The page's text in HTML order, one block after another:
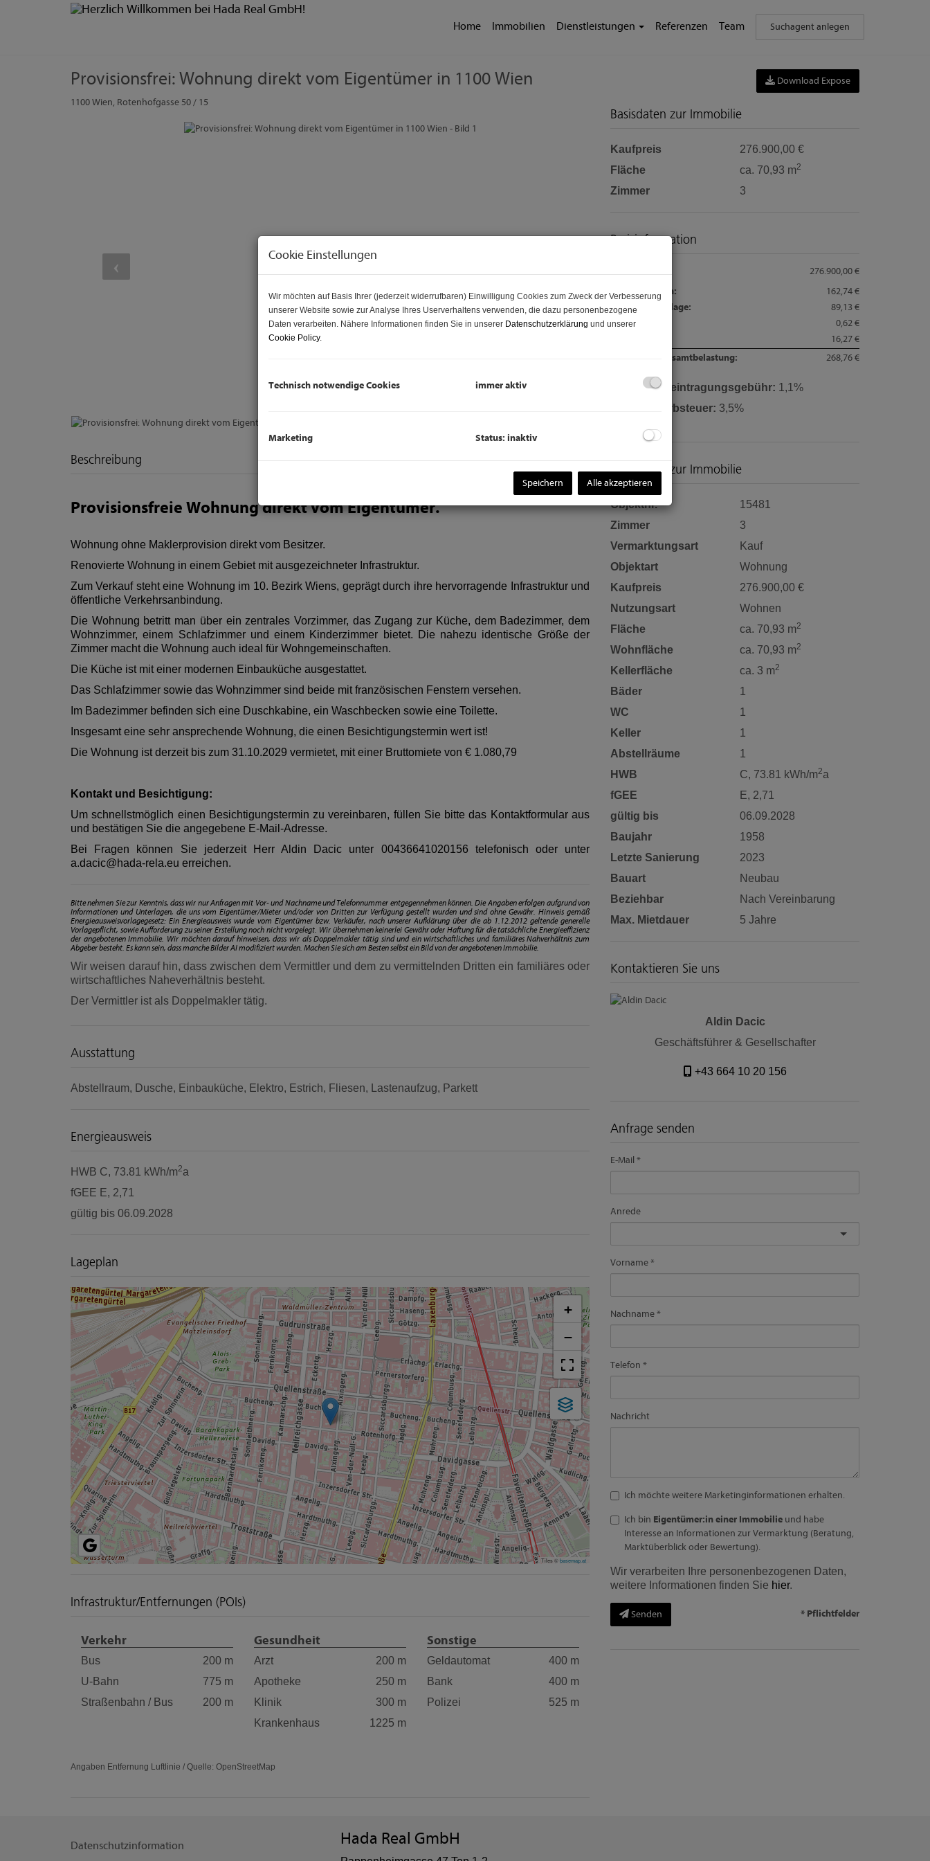
Home Immobilien Dienstleistungen Referenzen Team Suchagent anlegen
Provisionsfrei: Wohnung direkt vom Eigentümer in 1100 Wien
1100 Wien, Rotenhofgasse 50 / 15
Beschreibung
Provisionsfreie Wohnung direkt vom Eigentümer.
Wohnung ohne Maklerprovision direkt vom Besitzer.
Renovierte Wohnung in einem Gebiet mit ausgezeichneter Infrastruktur.
Zum Verkauf steht eine Wohnung im 10. Bezirk Wiens, geprägt durch ihre hervorragende Infrastruktur und
öffentliche Verkehrsanbindung.
Die Wohnung betritt man über ein zentrales Vorzimmer, das Zugang zur Küche, dem Badezimmer, dem
Wohnzimmer, einem Schlafzimmer und einem Kinderzimmer bietet. Die nahezu identische Größe der
Zimmer macht die Wohnung auch ideal für Wohngemeinschaften.
Die Küche ist mit einer modernen Einbauküche ausgestattet.
Das Schlafzimmer sowie das Wohnzimmer sind beide mit französischen Fenstern versehen.
Im Badezimmer befinden sich eine Duschkabine, ein Waschbecken sowie eine Toilette.
Insgesamt eine sehr ansprechende Wohnung, die einen Besichtigungstermin wert ist!
Die Wohnung ist derzeit bis zum 31.10.2029 vermietet, mit einer Bruttomiete von € 1.080,79
Kontakt und Besichtigung:
Um schnellstmöglich einen Besichtigungstermin zu vereinbaren, füllen Sie bitte das Kontaktformular aus
und bestätigen Sie die angegebene E-Mail-Adresse.
Bei Fragen können Sie jederzeit Herr Aldin Dacic unter 00436641020156 telefonisch oder unter
a.dacic@hada-rela.eu erreichen.
Bitte nehmen Sie zur Kenntnis, dass wir nur Anfragen mit Vor- und Nachname und Telefonnummer entgegennehmen können. Die Angaben erfolgen aufgrund von
Informationen und Unterlagen, die uns vom Eigentümer/Mieter und/oder von Dritten zur Verfügung gestellt wurden und sind ohne Gewähr. Hinweis gemäß
Energieausweisvorlagegesetz: Ein Energieausweis wurde vom Eigentümer bzw. Verkäufer, nach unserer Aufklärung über die ab 1.12.2012 geltende generelle
Vorlagepflicht, sowie Aufforderung zu seiner Erstellung noch nicht vorgelegt. Wir übernehmen keinerlei Gewähr oder Haftung für die tatsächliche Energieeffizienz
der angebotenen Immobilie. Wir möchten darauf hinweisen, dass wir als Doppelmakler tätig sind und ein wirtschaftliches und familiäres Nahverhältnis zum
Abgeber besteht. Es kann sein, dass manche Bilder AI modifiziert wurden. Machen Sie sich am Besten selbst ein Bild von der angebotenen Immobilie.
Wir weisen darauf hin, dass zwischen dem Vermittler und dem zu vermittelnden Dritten ein familiäres oder
wirtschaftliches Naheverhältnis besteht.
Der Vermittler ist als Doppelmakler tätig.
Ausstattung
Abstellraum Dusche Einbauküche Elektro Estrich Fliesen Lastenaufzug Parkett
Energieausweis
HWB C, 73.81 kWh/m2a
fGEE E, 2,71
gültig bis 06.09.2028
Lageplan
+
−
Tiles ©basemap.at
Infrastruktur/Entfernungen (POIs)
Verkehr
Bus
200 m
U-Bahn
775 m
Straßenbahn / Bus
200 m
Gesundheit
Arzt
200 m
Apotheke
250 m
Klinik
300 m
Krankenhaus
1225 m
Sonstige
Geldautomat
400 m
Bank
400 m
Polizei
525 m
Angaben Entfernung Luftlinie / Quelle: OpenStreetMap
Download Expose
Basisdaten zur Immobilie
Kaufpreis
276.900,00 €
Fläche
ca. 70,93 m2
Zimmer 3
Preisinformation
276.900,00 €
Betriebskosten:
162,74 €
Reparaturrücklage:
89,13 €
Sonstiges:
0,62 €
16,27 €
monatliche Gesamtbelastung:
268,76 €
Grundbucheintragungsgebühr: 1,1%
Grunderwerbsteuer: 3,5%
Basisdaten zur Immobilie
Objektnr.
15481
Zimmer
3
Vermarktungsart
Kauf
Objektart
Wohnung
Kaufpreis
276.900,00 €
Nutzungsart
Wohnen
Fläche
ca. 70,93 m2
Wohnfläche ca. 70,93 m2
Kellerfläche ca. 3 m2
Bäder
1
WC
1
Keller
1
Abstellräume
1
HWB
C, 73.81 kWh/m2a
fGEE
E, 2,71
gültig bis
06.09.2028
Baujahr
1958
Letzte Sanierung
2023
Bauart
Neubau
Beziehbar
Nach Vereinbarung
Max. Mietdauer
5 Jahre
Kontaktieren Sie uns
Aldin Dacic
Geschäftsführer & Gesellschafter
+43 664 10 20 156
Anfrage senden
E-Mail
Anrede
Vorname
Nachname
Telefon
Nachricht
Ich möchte weitere Marketinginformationen erhalten.
Ich bin Eigentümer:in einer Immobilie und habe
Interesse an Informationen zur Vermarktung (Beratung,
Marktüberblick oder Bewertung).
Wir verarbeiten Ihre personenbezogenen Daten,
weitere Informationen finden Sie hier.
Senden * Pflichtfelder
Datenschutzinformation Hada Real GmbH
Cookie Einstellungen
Wir möchten auf Basis Ihrer (jederzeit widerrufbaren) Einwilligung Cookies zum Zweck der Verbesserung
unserer Website sowie zur Analyse Ihres Userverhaltens verwenden, die dazu personenbezogene
Daten verarbeiten. Nähere Informationen finden Sie in unserer Datenschutzerklärung und unserer
Cookie Policy.
Technisch notwendige Cookies immer aktiv
Marketing Status: inaktiv
Speichern Alle akzeptieren